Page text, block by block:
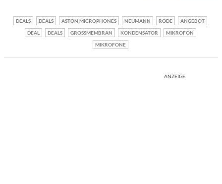
DEALS DEALS ASTON MICROPHONES NEUMANN RODE
ANGEBOT
DEAL
DEALS GROSSMEMBRAN KONDENSATOR
MIKROFON
MIKROFONE
ANZEIGE